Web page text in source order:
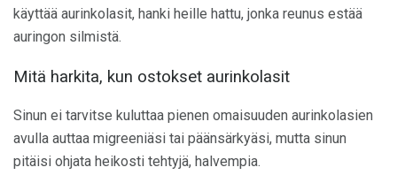
käyttää aurinkolasit, hanki heille hattu, jonka reunus estää
auringon silmistä.
Mitä harkita, kun ostokset aurinkolasit
Sinun ei tarvitse kuluttaa pienen omaisuuden aurinkolasien
avulla auttaa migreeniäsi tai päänsärkyäsi, mutta sinun
pitäisi ohjata heikosti tehtyjä, halvempia.